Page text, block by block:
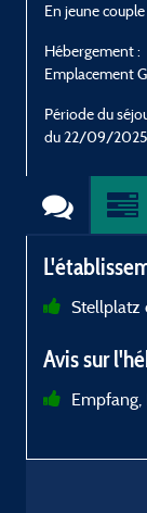
En jeune couple
Hébergement :
Emplacement
Période du
du 22/09/
Stellplatz
Avis sur
Empfang,